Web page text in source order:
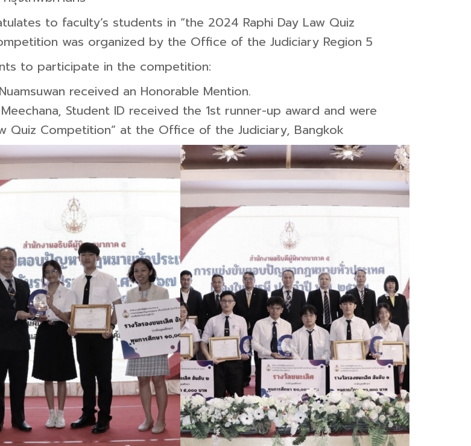
to faculty’s students in “the 2024 Raphi Day Law Quiz
was organized by the Office of the Judiciary Region 5
to participate in the competition:
received an Honorable Mention.
Student ID received the 1st runner-up award and were
Quiz Competition” at the Office of the Judiciary, Bangkok